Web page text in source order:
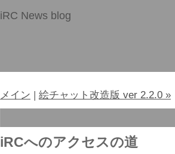
iRC News blog
メイン | 絵チャット改造版 ver 2.2.0 »
iRCへのアクセスの道